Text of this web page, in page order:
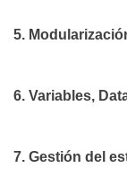
5.
6. Variables,
7. Gestión del